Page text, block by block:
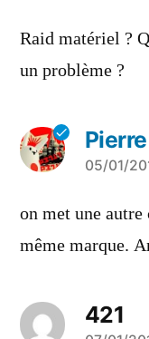
dit :
Raid matériel ?
un problème ?
a
dit :
05/01/
on met une
même marque.
421